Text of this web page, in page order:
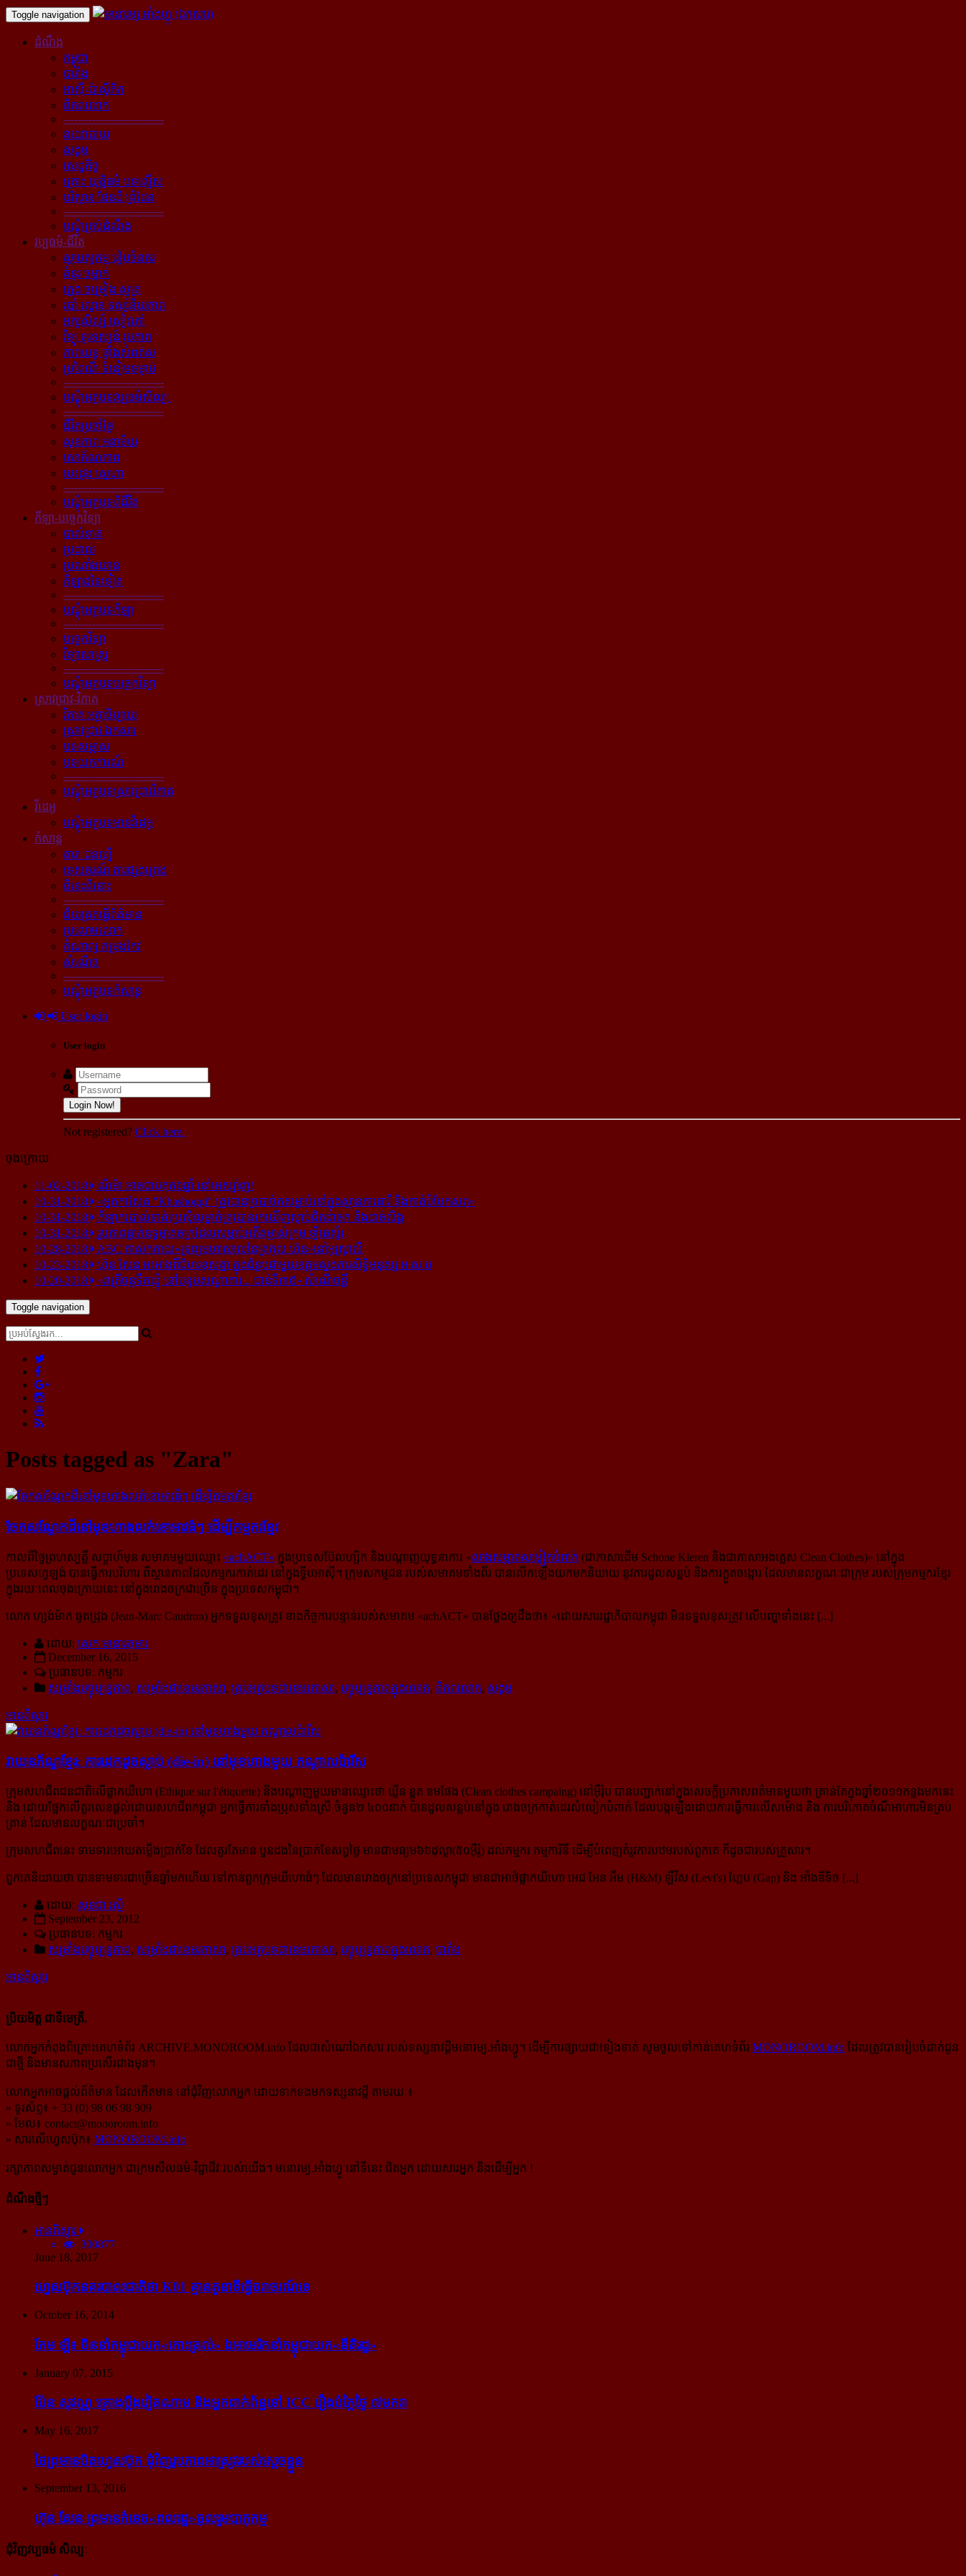
Toggle navigation
ដំណឹង
កម្ពុជា
បារាំង
អាស៊ី-ប៉ាស៊ីភិក
ពិភពលោក
----------------------------
នយោបាយ
សង្គម
សេដ្ឋកិច្ច
គ្រោះ យុត្តិធម៌ បទល្មើស
បរិស្ថាន ផែនដី ព្រំដែន
----------------------------
បណ្ដុំគ្រប់ដំណឹង
វប្បធម៌-ជីវិត
ស្ថាបត្យកម្ម រៀបចំនគរ
គំនូរ ចម្លាក់
ភ្លេង ចម្រៀង ស្មូត្រ
របាំ ល្ខោន ទស្សនីយភាព
អក្សសិល្ប៍ សៀវភៅ
វិទ្យុ ទូរទស្សន៍ រូបភាព
ភាពយន្ដ ផ្ទាំងសំពត់ស
ប្រពៃណី ទំនៀមទម្លាប់
----------------------------
បណ្ដុំអត្ថបទវប្បធម៌សិល្បៈ
----------------------------
ជីវិតប្រចាំថ្ងៃ
សុខភាព អនាម័យ
សោភ័ណភាព
បេះដូង ស្នេហា
----------------------------
បណ្ដុំអត្ថបទពីជីវិត
កីឡា-បច្ចេកវិទ្យា
បាល់ទាត់
ប្រដាល់
ប្រណាំងយាន
កីឡាដទៃទៀត
----------------------------
បណ្ដុំអត្ថបទកីឡា
----------------------------
បច្ចេកវិទ្យា
វិទ្យាសាស្ត្រ
----------------------------
បណ្ដុំអត្ថបទបច្ចេកវិទ្យា
ស្រាវជ្រាវ-វិភាគ
វិភាគ អត្ថាធិប្បាយ
ស្រាវជ្រាវ ឯកសារ
បទសម្ភាស
បទយកការណ៍
----------------------------
បណ្ដុំអត្ថបទស្រាវជ្រាវវិភាគ
វីដេអូ
បណ្ដុំអត្ថបទមានវីដេអូ
កំសាន្ដ
តារា ជនល្បី
ទេសចរណ៍ ការផ្សងព្រេង
ពីនេះពីនោះ
----------------------------
ជ័យគ្រតធ្វើព័ត៌មាន
ប្រលោមលោក
កំណាព្យ កម្រងកែវ
សំណើច
----------------------------
បណ្ដុំអត្ថបទកំសាន្ដ
User login
User login
Login Now!
Not registered? Click here.
ចុងក្រោយ
11-02-2018
ណីម៉ា អាច​ជាប់​គុក​៦ឆ្នាំ នៅ​អេស្ប៉ាញ!
10-31-2018
«អ្នក​កាសែត "Khashoggi" ត្រូវ​បាន​ច្របាច់ក​សម្លាប់​នៅ​ក្នុង​ស្ថាន​ភារធារី និង​កាត់​បំបែក​សព»
10-31-2018
កីឡាករ​បាល់ទាត់​ប្រេស៊ីល​ម្នាក់​ត្រូវ​បាន​រក​ឃើញ​ស្លាប់​ជិត​ដាច់ក និង​ដាច់​លិង្គ
10-31-2018
រូបភាព​ធ្លាក់​ឧទ្ធម្ភាគចក្រ​ដែល​សម្លាប់​អតីត​ម្ចាស់​ក្រុម​ ឡីឆេស្ទ័រ
10-28-2018
ABC គាស់​កកាយ​«ទ្រព្យមហាសាល​នៃ​ត្រកូល ហ៊ុន»​នៅ​អូស្ត្រាលី
10-23-2018
ហ៊ុន សែន អះអាង​ពី​ជំហរ​ខុស​គ្នា ក្នុង​ជំនួប​ជាមួយ​ឧត្តម​ស្នងការ​សិទ្ធិ​មនុស្ស អ.ស.ប
10-20-2018
«រាត្រីចន្ទទឹកឃ្មុំ នៅបន្ទប់សណ្ឋាគារ... ជាន់ទី៣៥» សំណើចខ្លី
Toggle navigation
Posts tagged as "Zara"
ចែក​សណ្ដែក​ដី​​នៅ​មុខ​ហាង​លក់​ខោអាវ​ធំៗ​ ដើម្បី​កម្មករ​ខ្មែរ
កាលពីថ្ងៃព្រហស្បត្តិ៍ សប្ដាហ៍មុន សមាគមមួយឈ្មោះ «achACT» ក្នុងប្រទេសប៊ែលហ្សិក និងបណ្ដាញ​យុទ្ធនាការ «លាងសម្អាតសម្លៀកបំពាក់ (ជាភាសាដើម Schone Kleren និងជាភាសាអង់គ្លេស Clean Clothes)» នៅក្នុង
ប្រទេសហូឡង់ បានធ្វើការបរិហារ ពីស្ថានភាពដែលកម្មករកាត់ដេរ នៅក្នុងទ្វីបអាស៊ី។ ក្រុម​សកម្មជន របស់សមាគមទាំងពីរ បានលើកឡើងយកមកនិយាយ នូវការដួលសន្លប់ និងការក្អួតចង្អោរ ដែល​មាន​លក្ខណៈ​ជា​ក្រុម របស់ក្រុមកម្មករខ្មែរ
ក្នុងរយៈពេលចុងក្រោយនេះ នៅក្នុងរោងចក្រជាច្រើន ក្នុង​ប្រទេស​កម្ពុជា។
លោក ហ្សង់ម៉ាក ឆូតដ្រុង (Jean-Marc Caudron) អ្នកទទួលខុសត្រូវ ខាងកិច្ចការបន្ទាន់របស់សមាគម «achACT» បានថ្លែងឲ្យដឹងថា៖ «ដោយសាររដ្ឋាភិបាលកម្ពុជា មិនទទួលខុសត្រូវ លើបញ្ហាទាំងនេះ [...]
ដោយ: សេក មនោរកុមារ
December 16, 2015
ប្រធានបទ: កម្មករ
សម្រាំងបច្ចុប្បន្នភាព, សម្រាំងជាខេមរភាសា, គ្រប់អត្ថបទជាខេមរភាសា, បច្ចុប្បន្នភាពក្នុងលោក, ពិភពលោក, សង្គម
អានពិស្ដារ
វាយនភ័ណ្ឌខ្មែរ: ការដេកដូចស្លាប់ (die-in) នៅមុខហាងមួយ កណ្ដាលប៉ារីស
ក្រុមសហជីពជនជាតិលើផ្លាកយីហោ (Ethique sur l'étiquette) និងបណ្តាញមួយមានឈ្មោះថា ឃ្លីន ខ្លូត ខមផែង (Clean clothes campaing) នៅអ៊ឺរ៉ុប បានបញ្ជាក់នៅក្នុងសេចក្តីប្រកាសពត៌មានមួយថា គ្រាន់តែក្នុងឆ្នាំ២០១១កន្លងមកនេះ
និង ដោយផ្អែកលើតួរលេខផ្តល់ដោយសហជីពកម្ពុជា អ្នកធ្វើការទាំងប្រុសទាំងស្រី ចំនួន២ ៤០០នាក់ បានដួលសន្លប់នៅក្នុង រោងចក្រកាត់ដេរសំលៀកបំពាក់ ដែលបង្កឡើងដោយការធ្វើការលើសម៉ោង និង ការបរិភោគចំណីអាហារមិនគ្រប់
គ្រាន់ ដែលមានលក្ខណៈជាប្រចាំ។
ក្រុមសហជីពនេះ ទាមទារអោយតម្លើងប្រាក់ខែ ដែលគួរតែមាន បួនដងនៃប្រាក់ខែសព្វថ្ងៃ មានជាមធ្យម៦៦ដុល្លា(៥០អ៊ឺរ៉ូ) ដល់កម្មករ កម្មការីនី ដើម្បីបំពេញតំរូវការបឋមរបស់ពួកគេ ក៏ដូចជារបស់គ្រួសារ។
ពួកគេនិយាយថា បានទាមទារជាច្រើនឆ្នាំមកហើយ ទៅកាន់ពួកក្រុមយីហោធំៗ ដែលមានរោងចក្រនៅប្រទេសកម្ពុជា មានជាអាថ៌ផ្លាកយីហោ អេជ អែន អឹម (H&M) ឡឺវីស (Levi's) ហ្កែប (Gap) និង អាំងឌីទិច [...]
ដោយ: សុខជា រស្មី
September 23, 2012
ប្រធានបទ: កម្មករ
សម្រាំងបច្ចុប្បន្នភាព, សម្រាំងជាខេមរភាសា, គ្រប់អត្ថបទជាខេមរភាសា, បច្ចុប្បន្នភាពក្នុងលោក, បារាំង
អានពិស្ដារ
ប្រិយមិត្ត ជាទីមេត្រី,
លោកអ្នកកំពុងពិគ្រោះគេហទំព័រ ARCHIVE.MONOROOM.info ដែលជាសំណៅឯកសារ របស់ទស្សនាវដ្ដីមនោរម្យ.អាំងហ្វូ។ ដើម្បីការផ្សាយជាទៀងទាត់ សូមចូលទៅកាន់​គេហទំព័រ MONOROOM.info ដែលត្រូវបានរៀបចំដាក់ជូន
ជាថ្មី និងមានសភាពប្រសើរជាងមុន។
លោកអ្នកអាចផ្ដល់ព័ត៌មាន ដែលកើតមាន នៅជុំវិញលោកអ្នក ដោយទាក់ទងមកទស្សនាវដ្ដី តាមរយៈ៖
» ទូរស័ព្ទ៖ + 33 (0) 98 06 98 909
» មែល៖ contact@monoroom.info
» សារលើហ្វេសប៊ុក៖ MONOROOM.info
រក្សាភាពសម្ងាត់ជូនលោកអ្នក ជាក្រមសីលធម៌-​វិជ្ជាជីវៈ​របស់យើង។ មនោរម្យ.អាំងហ្វូ នៅទីនេះ ជិតអ្នក ដោយសារអ្នក និងដើម្បីអ្នក !
ដំណឹងថ្មីៗ
អានពិស្ដារ
300877
June 18, 2017
ហ្វេសប៊ុក​នគរបាល​ជាតិ​ថា K01 គ្មាន​តួនាទី​ធ្វើ​ចរាចរណ៍​ទេ
October 16, 2014
កែម ឡី៖ ចិន​នាំ​កម្ពុជា​យក​«កោះ​ត្រល់» ឯ​អាមេរិក​នាំ​កម្ពុជា​យក​«នីតិរដ្ឋ»
January 07, 2015
ប៉ែន សុវណ្ណ គ្រោង​ប្តឹង​វៀតណាម និង​អ្នក​ពាក់​ព័ន្ធ​ទៅ ICC រឿង​បំភ្លៃ​ថ្ងៃ ៧​មករា
May 16, 2017
ថៃ​ព្រមាន​បិត​ហ្វេសប៊ុក ជុំ​វិញ​រូបភាព​អាស្រូវ​របស់​ស្ដេច​ខ្លួន
September 13, 2016
ហ៊ុន សែន ព្រមាន​កំទេច​«ពលរដ្ឋ»​ចូលរួម​បាតុកម្ម
ជុំវិញវប្បធម៌ សិល្បៈ